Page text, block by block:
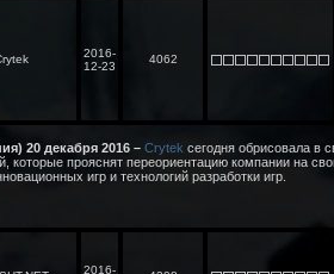
2016-
12-23
4062
20 декабря 2016 – Crytek сегодня обрисовала в
которые прояснят переориентацию компании на
игр и технологий разработки игр.
2016-